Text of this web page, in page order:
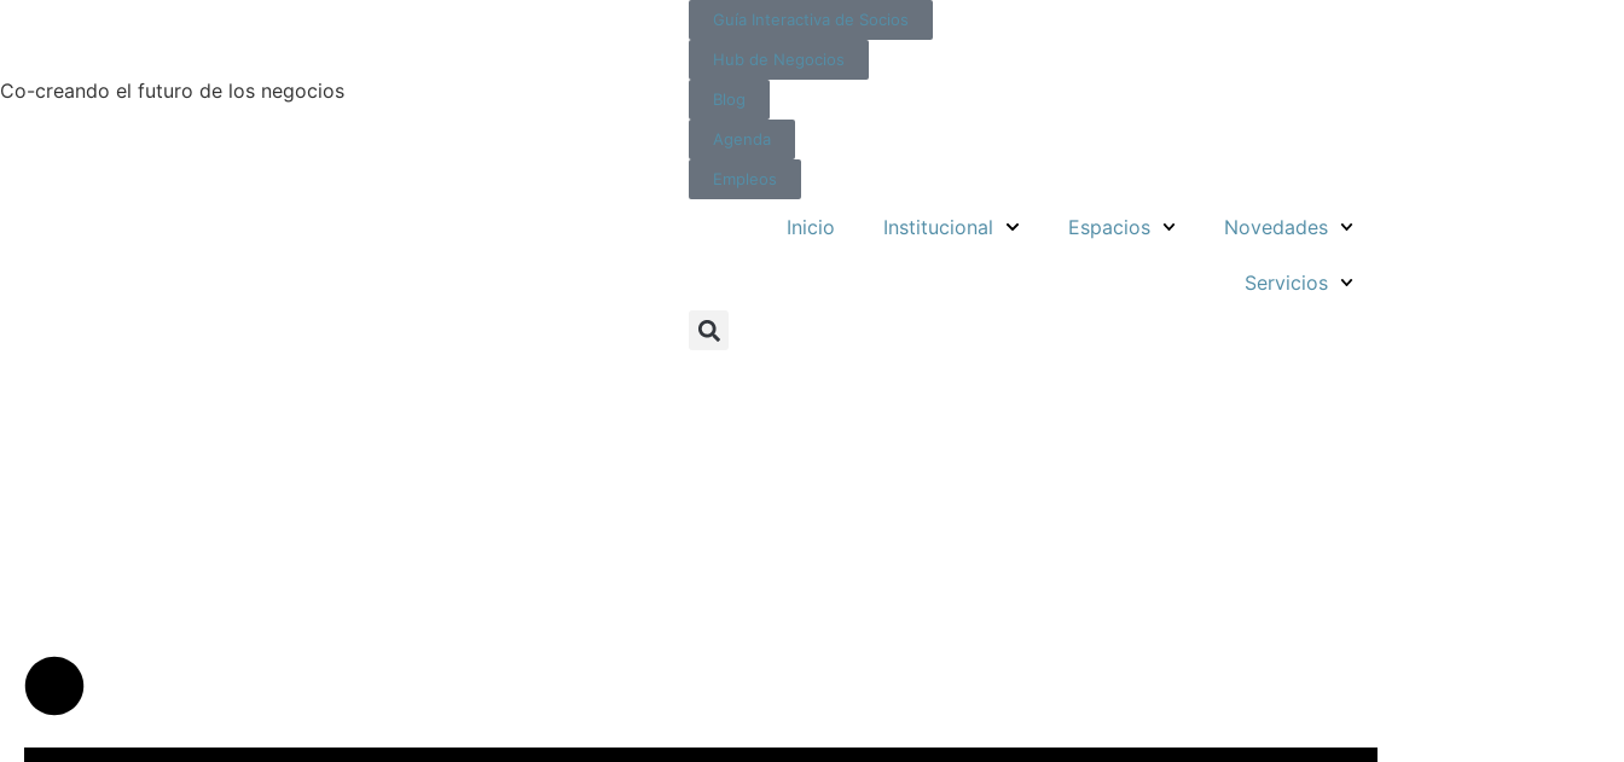
Co-creando el futuro de los negocios
Guía Interactiva de Socios
Hub de Negocios
Blog
Agenda
Empleos
Inicio Institucional Espacios Novedades
Servicios